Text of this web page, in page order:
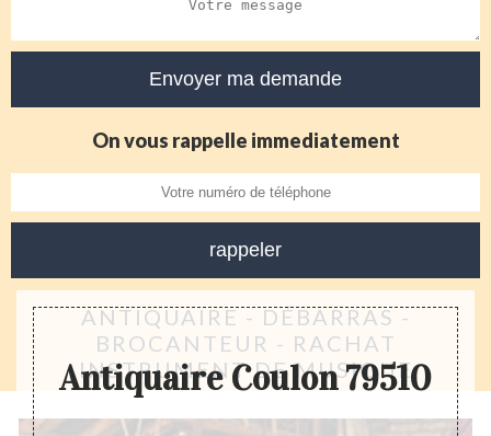
On vous rappelle immediatement
ANTIQUAIRE - DÉBARRAS -
BROCANTEUR - RACHAT
INSTRUMENT DE MUSIQUE
Antiquaire Coulon 79510